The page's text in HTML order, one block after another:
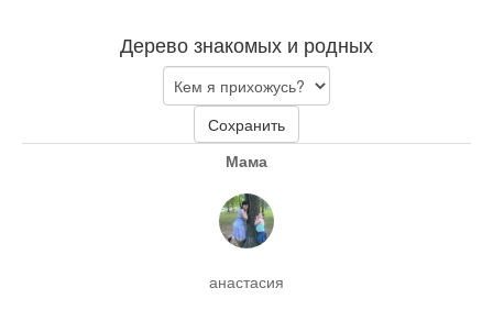
Дерево знакомых и родных
Сохранить
Мама
анастасия